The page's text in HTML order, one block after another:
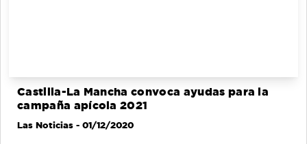
Castilla-La Mancha convoca ayudas para la
campaña apícola 2021
Las Noticias - 01/12/2020